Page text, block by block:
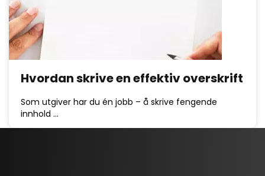
Hvordan skrive en effektiv overskrift
Som utgiver har du én jobb – å skrive fengende
innhold …